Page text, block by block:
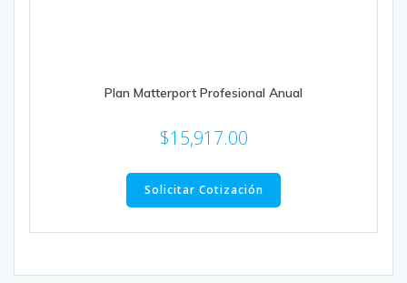
Plan Matterport Profesional Anual
$15,917.00
Solicitar Cotización